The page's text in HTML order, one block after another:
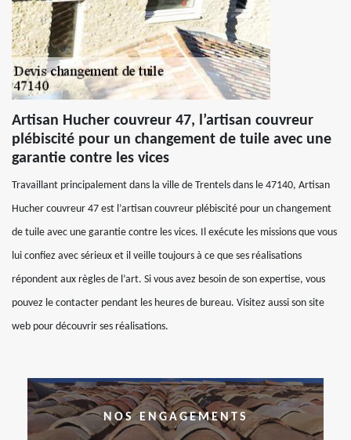
Artisan Hucher couvreur 47, l’artisan couvreur
plébiscité pour un changement de tuile avec une
garantie contre les vices
Travaillant principalement dans la ville de Trentels dans le 47140, Artisan
Hucher couvreur 47 est l’artisan couvreur plébiscité pour un changement
de tuile avec une garantie contre les vices. Il exécute les missions que vous
lui confiez avec sérieux et il veille toujours à ce que ses réalisations
répondent aux règles de l’art. Si vous avez besoin de son expertise, vous
pouvez le contacter pendant les heures de bureau. Visitez aussi son site
web pour découvrir ses réalisations.
NOS ENGAGEMENTS